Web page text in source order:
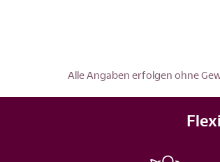
Alle Angaben erfolgen ohne